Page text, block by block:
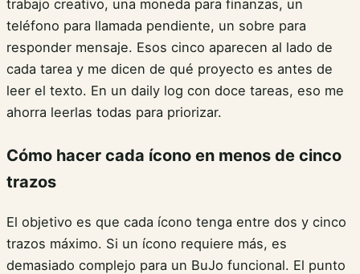
trabajo creativo, una moneda para finanzas, un
teléfono para llamada pendiente, un sobre para
responder mensaje. Esos cinco aparecen al lado de
cada tarea y me dicen de qué proyecto es antes de
leer el texto. En un daily log con doce tareas, eso me
ahorra leerlas todas para priorizar.
Cómo hacer cada ícono en menos de cinco
trazos
El objetivo es que cada ícono tenga entre dos y cinco
trazos máximo. Si un ícono requiere más, es
demasiado complejo para un BuJo funcional. El punto